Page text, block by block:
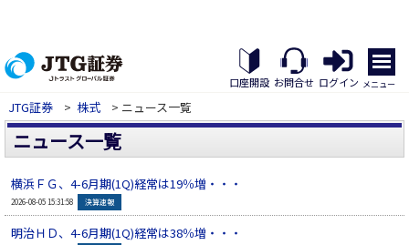
口座開設 お問合せ ログイン
メ
ニ
ュ
を
く
メニュー
JTG証券 > 株式 > ニュース一覧
ニュース一覧
横浜ＦＧ、4-6月期(1Q)経常は19％増・・・
2026-08-05 15:31:58 決算速報
明治ＨＤ、4-6月期(1Q)経常は38％増・・・